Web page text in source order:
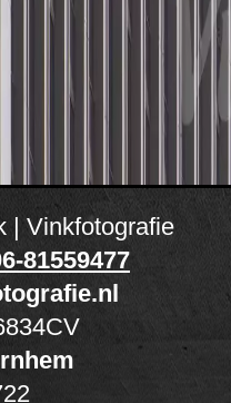
| Vinkfotografie
81559477